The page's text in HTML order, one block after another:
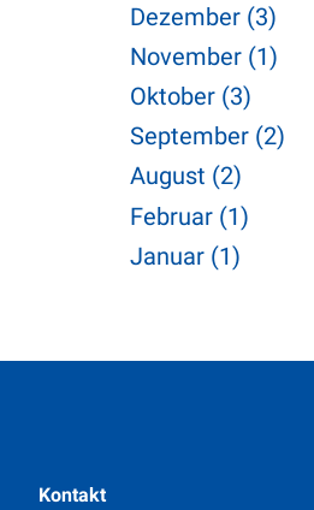
Dezember (3)
November (1)
Oktober (3)
September (2)
August (2)
Februar (1)
Januar (1)
Kontakt